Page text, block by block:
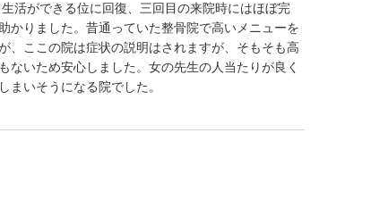
活ができる位に回復、三回目の来院時にはほぼ完
かりました。昔通っていた整骨院で高いメニューを
、ここの院は症状の説明はされますが、そもそも高
いため安心しました。女の先生の人当たりが良く
まいそうになる院でした。